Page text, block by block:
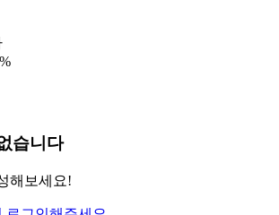
%
습니다
해보세요!